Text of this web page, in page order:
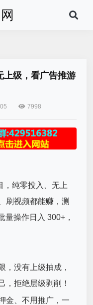
上级，看广告推游
7998
纯零投入、无上
刷视频都能赚，测
量操作日入 300+，
，没有上级抽成，
，拒绝层级剥削！
金、不用推广，一